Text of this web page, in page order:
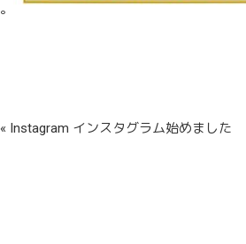
。
« Instagram インスタグラム始めました